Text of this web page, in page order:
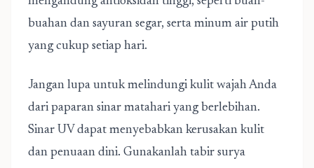
buahan dan sayuran segar, serta minum air putih
yang cukup setiap hari.
Jangan lupa untuk melindungi kulit wajah Anda
dari paparan sinar matahari yang berlebihan.
Sinar UV dapat menyebabkan kerusakan kulit
dan penuaan dini. Gunakanlah tabir surya